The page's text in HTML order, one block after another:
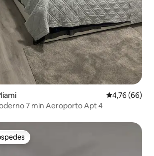
4,76 de uma
4,76 (66)
7 min Aeroporto Apt 4